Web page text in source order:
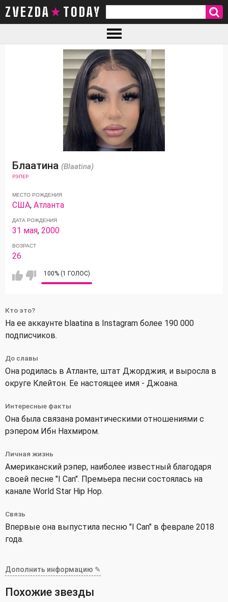
ZVEZDA TODAY
Блаатина (Blaatina)
РЭПЕР
МЕСТО РОЖДЕНИЯ
США,Атланта
ДАТА РОЖДЕНИЯ
31 мая,2000
ВОЗРАСТ
26
100% (1 ГОЛОС)
Кто это?
На ее аккаунте blaatina в Instagram более 190 000
подписчиков.
До славы
Она родилась в Атланте, штат Джорджия, и выросла в
округе Клейтон. Ее настоящее имя - Джоана.
Интересные факты
Она была связана романтическими отношениями с
рэпером Ибн Нахмиром.
Личная жизнь
Американский рэпер, наиболее известный благодаря
своей песне "I Can". Премьера песни состоялась на
канале World Star Hip Hop.
Связь
Впервые она выпустила песню "I Can" в феврале 2018
года.
Дополнить информацию ✎
Похожие звезды